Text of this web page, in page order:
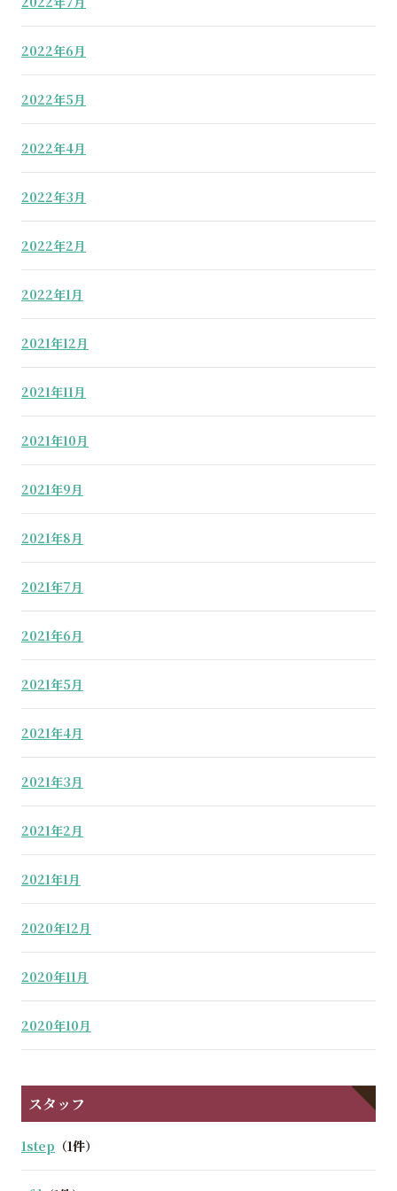
2022年6月
2022年5月
2022年4月
2022年3月
2022年2月
2022年1月
2021年12月
2021年11月
2021年10月
2021年9月
2021年8月
2021年7月
2021年6月
2021年5月
2021年4月
2021年3月
2021年2月
2021年1月
2020年12月
2020年11月
2020年10月
スタッフ
1step （1件）